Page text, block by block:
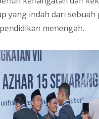
yang indah dari sebuah
menengah.